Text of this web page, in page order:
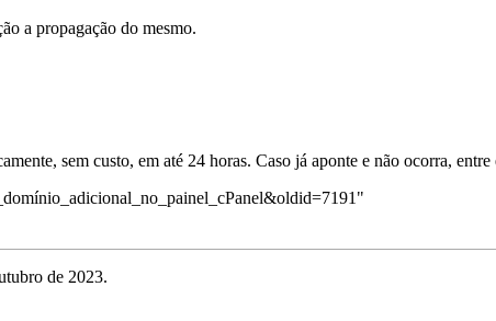
a propagação do mesmo.
sem custo, em até 24 horas. Caso já aponte e não ocorra,
"
de 2023.